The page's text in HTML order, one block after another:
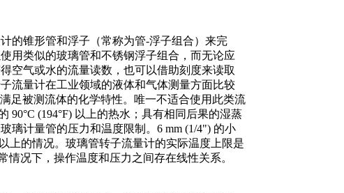
的锥形管和浮子（常称为管-浮子组合）来完
用类似的玻璃管和不锈钢浮子组合，而无论应
空气或水的流量读数，也可以借助刻度来读取
流量计在工业领域的液体和气体测量方面比较
足被测流体的化学特性。唯一不适合使用此类流
(194°F) 以上的热水；具有相同后果的湿蒸
璃计量管的压力和温度限制。6 mm (1/4") 的小
上的情况。玻璃管转子流量计的实际温度上限是
况下，操作温度和压力之间存在线性关系。